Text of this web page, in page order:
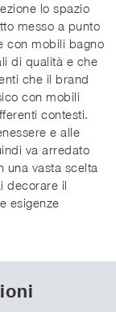
lo spazio
messo a punto
con mobili bagno
di qualità e che
che il brand
con mobili
contesti.
e alle
va arredato
una vasta scelta
decorare il
esigenze